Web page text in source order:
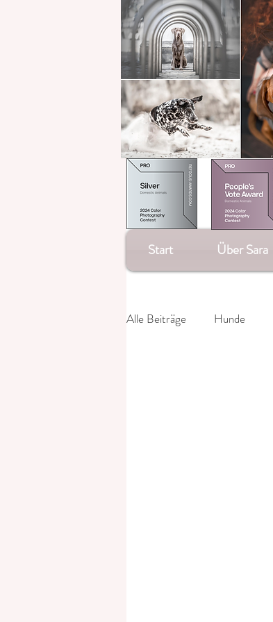
Start Über Sara
Alle Beiträge Hunde